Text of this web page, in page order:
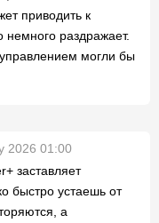
приводить к
раздражает.
могли бы
2026 01:00
заставляет
быстро устаешь от
а